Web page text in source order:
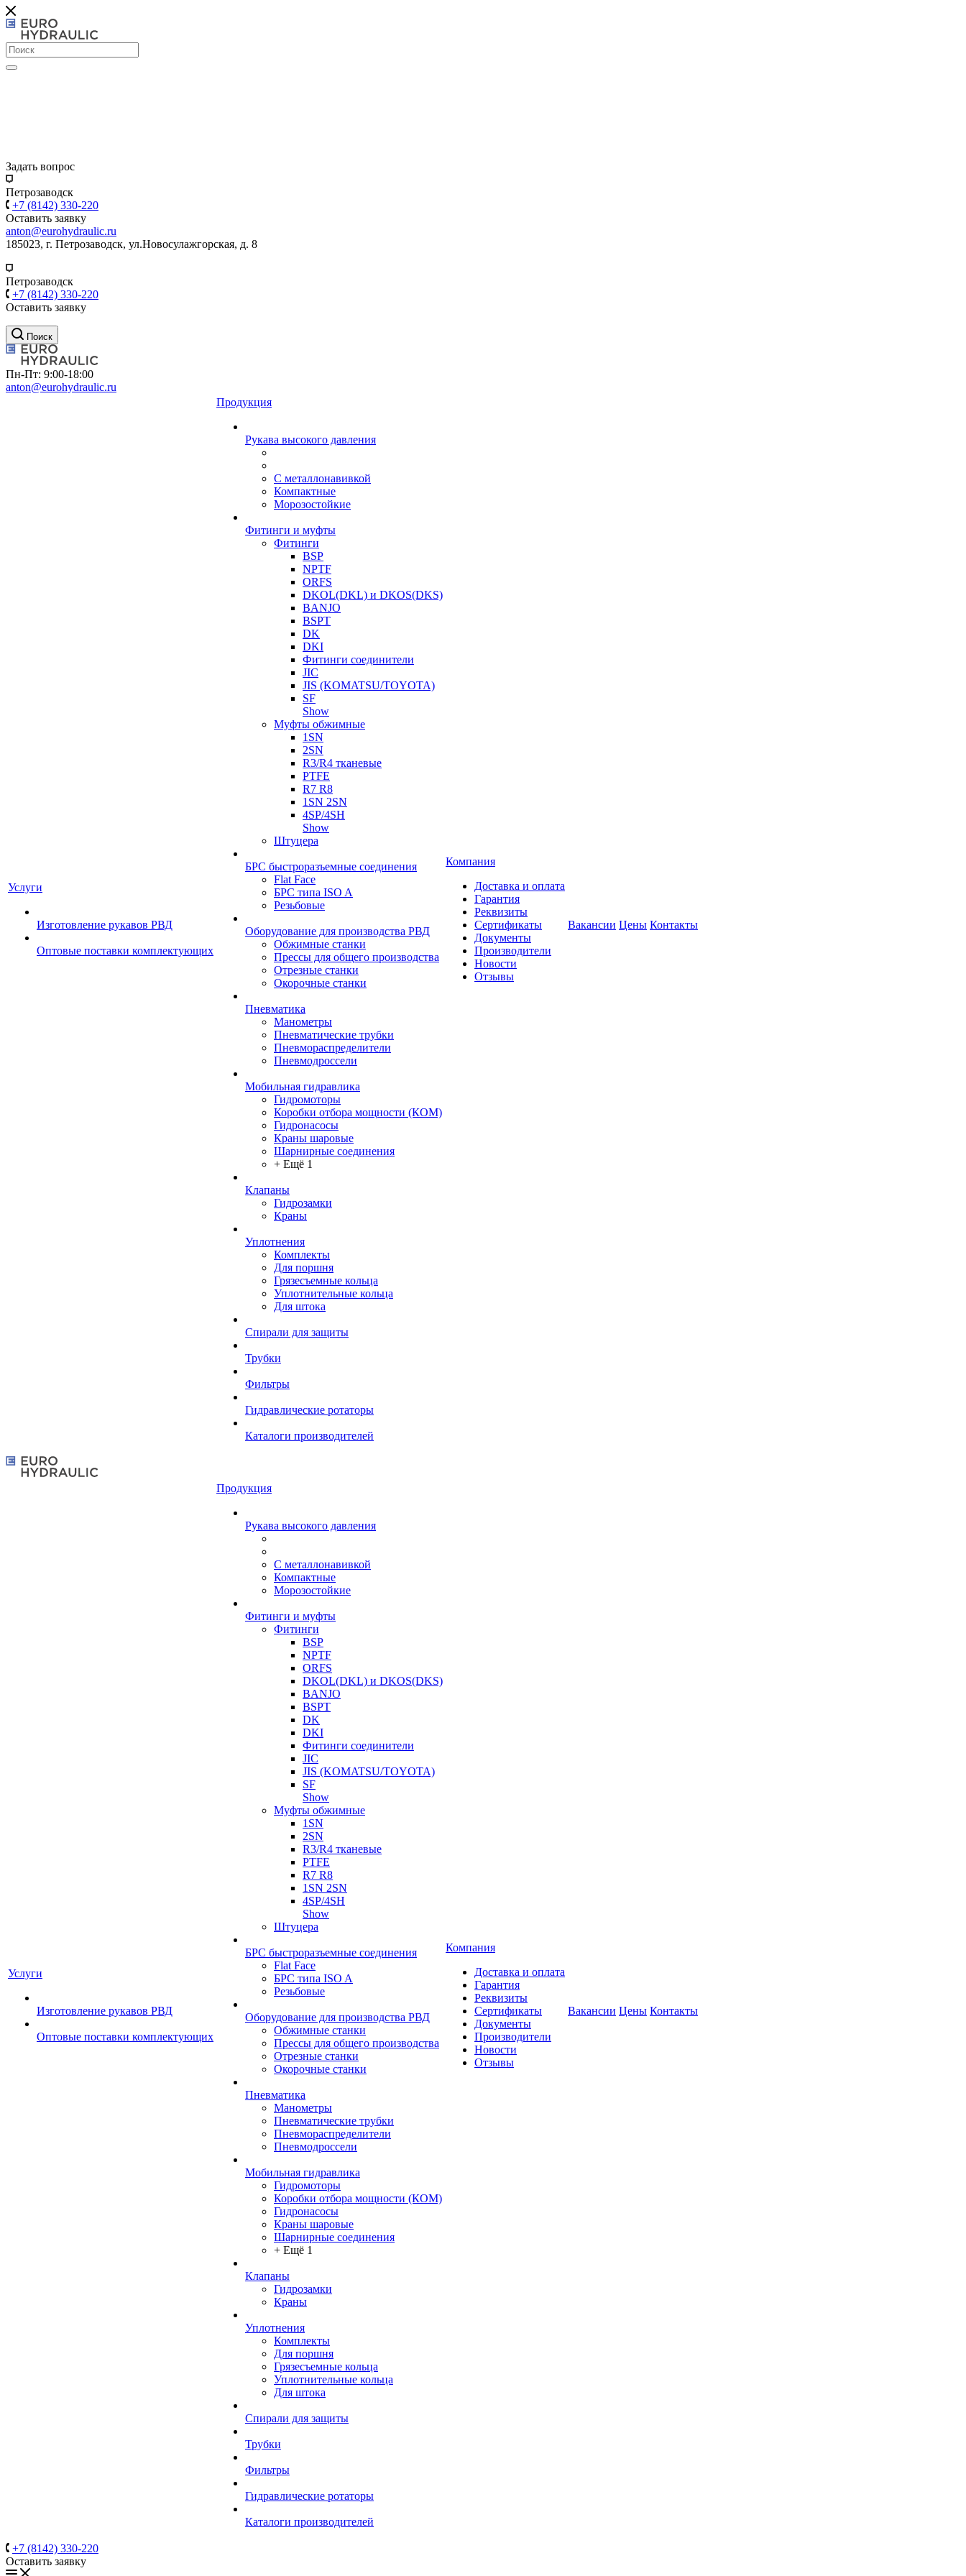
Задать вопрос
Петрозаводск
+7 (8142) 330-220
Оставить заявку
anton@eurohydraulic.ru
185023, г. Петрозаводск, ул.Новосулажгорская, д. 8
Петрозаводск
+7 (8142) 330-220
Оставить заявку
Поиск
Пн-Пт: 9:00-18:00
anton@eurohydraulic.ru
Услуги
Изготовление рукавов РВД
Оптовые поставки комплектующих
Продукция
Рукава высокого давления
С металлонавивкой
Компактные
Морозостойкие
Фитинги и муфты
Фитинги
BSP
NPTF
ORFS
DKOL(DKL) и DKOS(DKS)
BANJO
BSPT
DK
DKI
Фитинги соединители
JIC
JIS (KOMATSU/TOYOTA)
SF
Show
Муфты обжимные
1SN
2SN
R3/R4 тканевые
PTFE
R7 R8
1SN 2SN
4SP/4SH
Show
Штуцера
БРС быстроразъемные соединения
Flat Face
БРС типа ISO A
Резьбовые
Оборудование для производства РВД
Обжимные станки
Прессы для общего производства
Отрезные станки
Окорочные станки
Пневматика
Манометры
Пневматические трубки
Пневмораспределители
Пневмодроссели
Мобильная гидравлика
Гидромоторы
Коробки отбора мощности (КОМ)
Гидронасосы
Краны шаровые
Шарнирные соединения
+ Ещё 1
Клапаны
Гидрозамки
Краны
Уплотнения
Комплекты
Для поршня
Грязесъемные кольца
Уплотнительные кольца
Для штока
Спирали для защиты
Трубки
Фильтры
Гидравлические ротаторы
Каталоги производителей
Компания
Доставка и оплата
Гарантия
Реквизиты
Сертификаты
Документы
Производители
Новости
Отзывы
Вакансии Цены Контакты
Услуги
Изготовление рукавов РВД
Оптовые поставки комплектующих
Продукция
Рукава высокого давления
С металлонавивкой
Компактные
Морозостойкие
Фитинги и муфты
Фитинги
BSP
NPTF
ORFS
DKOL(DKL) и DKOS(DKS)
BANJO
BSPT
DK
DKI
Фитинги соединители
JIC
JIS (KOMATSU/TOYOTA)
SF
Show
Муфты обжимные
1SN
2SN
R3/R4 тканевые
PTFE
R7 R8
1SN 2SN
4SP/4SH
Show
Штуцера
БРС быстроразъемные соединения
Flat Face
БРС типа ISO A
Резьбовые
Оборудование для производства РВД
Обжимные станки
Прессы для общего производства
Отрезные станки
Окорочные станки
Пневматика
Манометры
Пневматические трубки
Пневмораспределители
Пневмодроссели
Мобильная гидравлика
Гидромоторы
Коробки отбора мощности (КОМ)
Гидронасосы
Краны шаровые
Шарнирные соединения
+ Ещё 1
Клапаны
Гидрозамки
Краны
Уплотнения
Комплекты
Для поршня
Грязесъемные кольца
Уплотнительные кольца
Для штока
Спирали для защиты
Трубки
Фильтры
Гидравлические ротаторы
Каталоги производителей
Компания
Доставка и оплата
Гарантия
Реквизиты
Сертификаты
Документы
Производители
Новости
Отзывы
Вакансии Цены Контакты
+7 (8142) 330-220
Оставить заявку